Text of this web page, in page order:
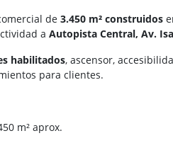
de3.450 m² construidos
aAutopista Central, Av.
habilitados, ascensor,
para clientes.
m² aprox.